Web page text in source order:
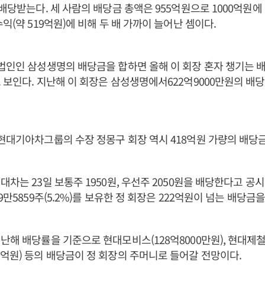
당받는다. 세 사람의 배당금 총액은 955억원으로 1000억원
(약 519억원)에 비해 두 배 가까이 늘어난 셈이다.
인인 삼성생명의 배당금을 합하면 올해 이 회장 혼자 챙기는
인다. 지난해 이 회장은 삼성생명에서622억9000만원의 배
대기아차그룹의 수장 정몽구 회장 역시 418억원 가량의 배당
차는 23일 보통주 1950원, 우선주 2050원을 배당한다고 공
5859주(5.2%)를 보유한 정 회장은 222억원이 넘는 배당금
해 배당률을 기준으로 현대모비스(128억8000만원), 현대제
원) 등의 배당금이 정 회장의 주머니로 들어갈 전망이다.